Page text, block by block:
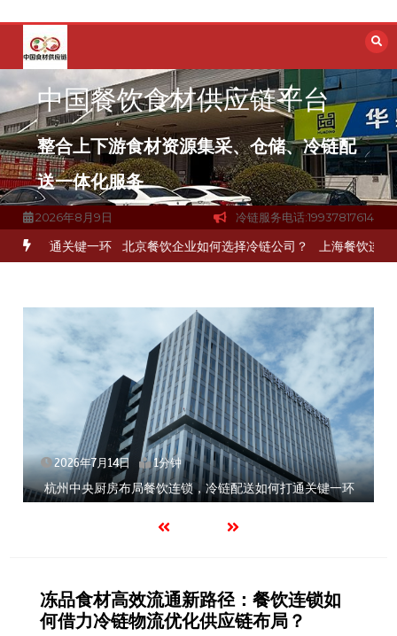
容
中国餐饮食材供应链平台
整合上下游食材资源集采、仓储、冷链配
送一体化服务
2026年8月9日 冷链服务电话:19937817614
通关键一环 北京餐饮企业如何选择冷链公司？ 上海餐饮连锁加速
2026年7月14日 1分钟
杭州中央厨房布局餐饮连锁，冷链配送如何打通关键一环
冻品食材高效流通新路径：餐饮连锁如
何借力冷链物流优化供应链布局？